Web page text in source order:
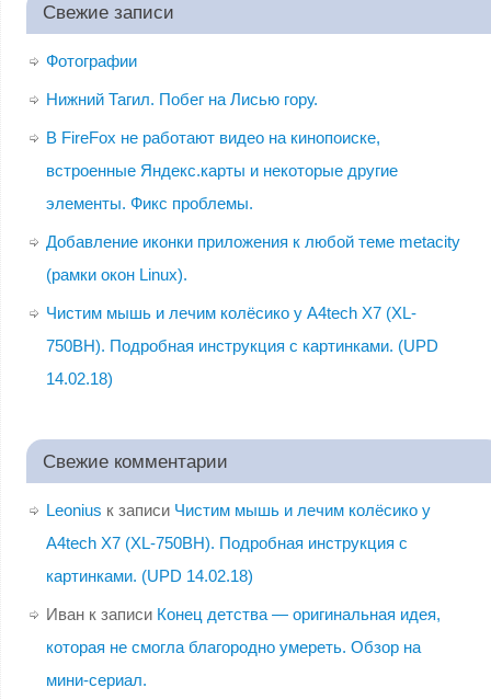
Свежие записи
Фотографии
Нижний Тагил. Побег на Лисью гору.
В FireFox не работают видео на кинопоиске,
встроенные Яндекс.карты и некоторые другие
элементы. Фикс проблемы.
Добавление иконки приложения к любой теме metacity
(рамки окон Linux).
Чистим мышь и лечим колёсико у A4tech X7 (XL-
750BH). Подробная инструкция с картинками. (UPD
14.02.18)
Свежие комментарии
Leonius к записи Чистим мышь и лечим колёсико у
A4tech X7 (XL-750BH). Подробная инструкция с
картинками. (UPD 14.02.18)
Иванк записи Конец детства — оригинальная идея,
которая не смогла благородно умереть. Обзор на
мини-сериал.